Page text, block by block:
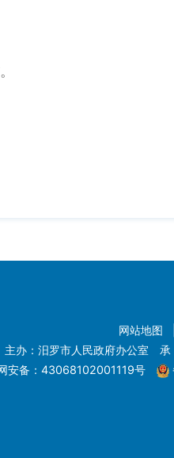
3
网站地图
主办：汨罗市人民政府办公室
安备：43068102001119号